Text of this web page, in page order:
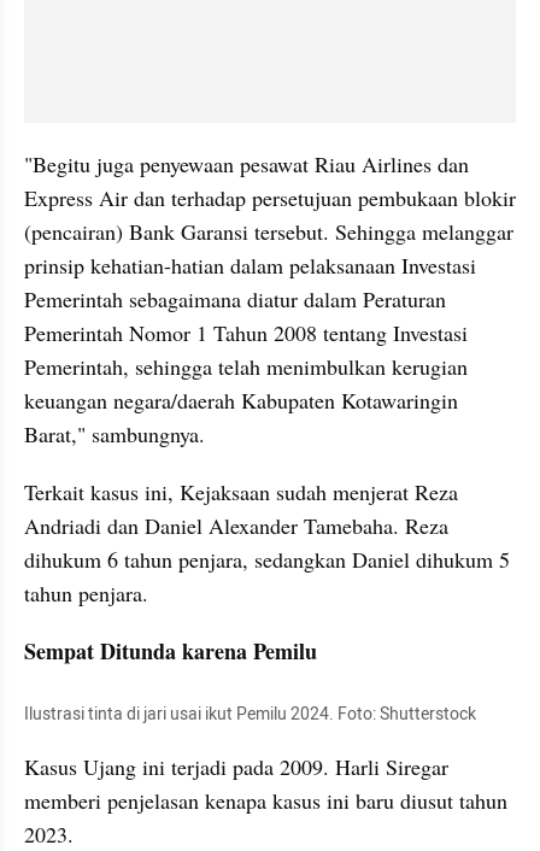
"Begitu juga penyewaan pesawat Riau Airlines dan
Express Air dan terhadap persetujuan pembukaan blokir
(pencairan) Bank Garansi tersebut. Sehingga melanggar
prinsip kehatian-hatian dalam pelaksanaan Investasi
Pemerintah sebagaimana diatur dalam Peraturan
Pemerintah Nomor 1 Tahun 2008 tentang Investasi
Pemerintah, sehingga telah menimbulkan kerugian
keuangan negara/daerah Kabupaten Kotawaringin
Barat," sambungnya.
Terkait kasus ini, Kejaksaan sudah menjerat Reza
Andriadi dan Daniel Alexander Tamebaha. Reza
dihukum 6 tahun penjara, sedangkan Daniel dihukum 5
tahun penjara.
Sempat Ditunda karena Pemilu
Ilustrasi tinta di jari usai ikut Pemilu 2024. Foto: Shutterstock
Kasus Ujang ini terjadi pada 2009. Harli Siregar
memberi penjelasan kenapa kasus ini baru diusut tahun
2023.